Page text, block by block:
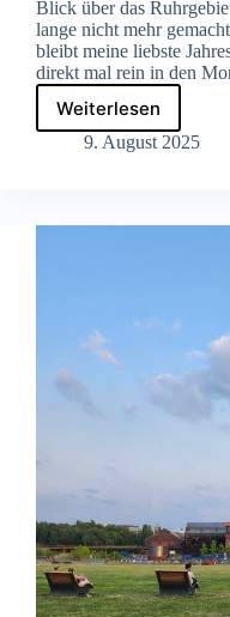
Blick über das
lange nicht mehr
bleibt meine liebste
direkt mal rein in den
Weiterlesen
Was
mich
hat
9. August 2025